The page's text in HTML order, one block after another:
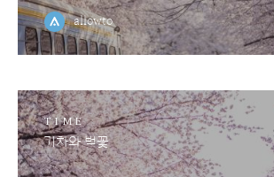
allowto
TIME
기차와 벚꽃